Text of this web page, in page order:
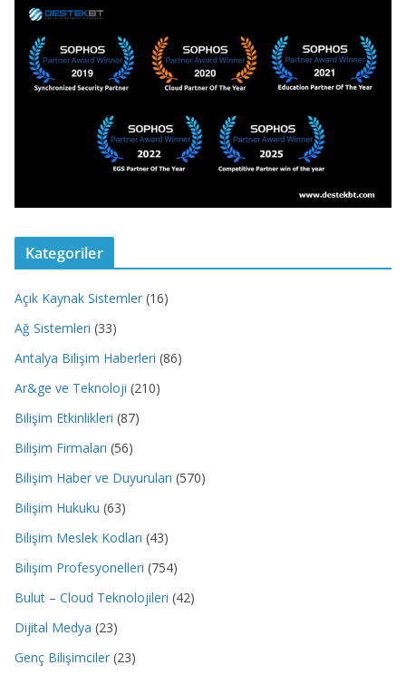
Kategoriler
Açık Kaynak Sistemler (16)
Ağ Sistemleri (33)
Antalya Bilişim Haberleri (86)
Ar&ge ve Teknoloji (210)
Bilişim Etkinlikleri (87)
Bilişim Firmaları (56)
Bilişim Haber ve Duyuruları (570)
Bilişim Hukuku (63)
Bilişim Meslek Kodları (43)
Bilişim Profesyonelleri (754)
Bulut – Cloud Teknolojileri (42)
Dijital Medya (23)
Genç Bilişimciler (23)